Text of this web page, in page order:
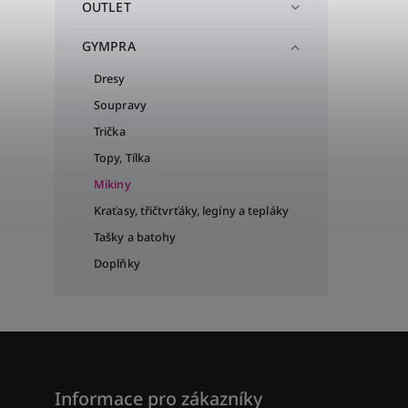
OUTLET
GYMPRA
Dresy
Soupravy
Trička
Topy, Tílka
Mikiny
Kraťasy, třičtvrťáky, legíny a tepláky
Tašky a batohy
Doplňky
Informace pro zákazníky